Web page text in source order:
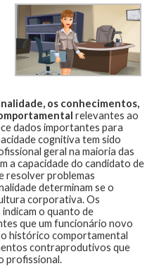
os conhecimentos,
relevantes ao
dados importantes para
cognitiva tem sido
geral na maioria das
a capacidade do candidato de
resolver problemas
determinam se o
corporativa. Os
o quanto de
que um funcionário novo
histórico comportamental
contraprodutivos que
profissional.